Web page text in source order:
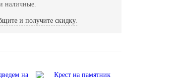
наличные.
и получите скидку.